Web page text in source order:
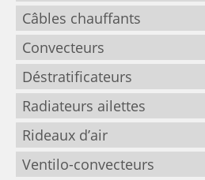
Câbles chauffants
Convecteurs
Déstratificateurs
Radiateurs ailettes
Rideaux d’air
Ventilo-convecteurs